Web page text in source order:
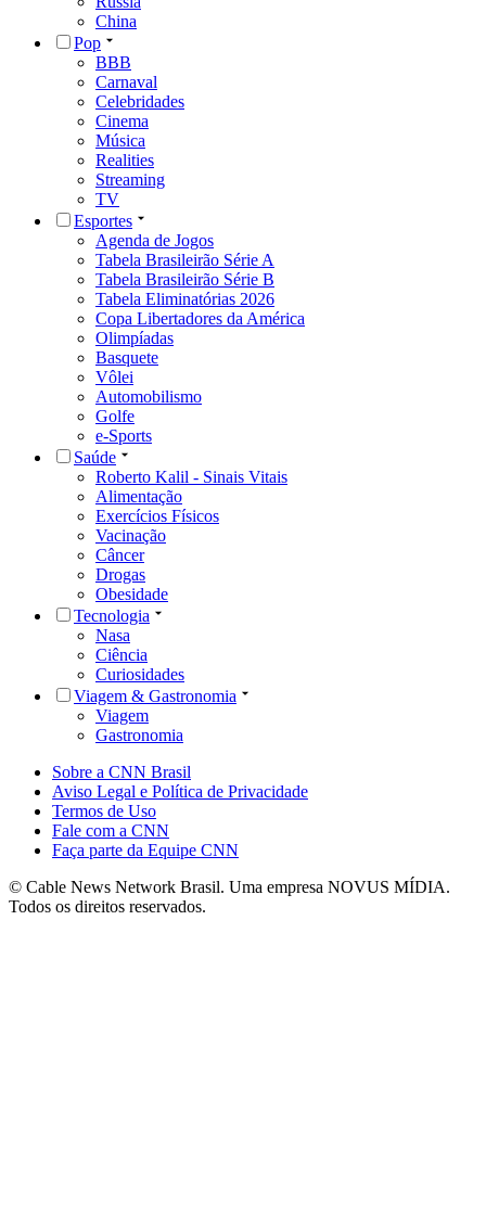
China
Pop
BBB
Carnaval
Celebridades
Cinema
Música
Realities
Streaming
TV
Esportes
Agenda de Jogos
Tabela Brasileirão Série A
Tabela Brasileirão Série B
Tabela Eliminatórias 2026
Copa Libertadores da América
Olimpíadas
Basquete
Vôlei
Automobilismo
Golfe
e-Sports
Saúde
Roberto Kalil - Sinais Vitais
Alimentação
Exercícios Físicos
Vacinação
Câncer
Drogas
Obesidade
Tecnologia
Nasa
Ciência
Curiosidades
Viagem & Gastronomia
Viagem
Gastronomia
Sobre a CNN Brasil
Aviso Legal e Política de Privacidade
Termos de Uso
Fale com a CNN
Faça parte da Equipe CNN
© Cable News Network Brasil. Uma empresa NOVUS MÍDIA.
Todos os direitos reservados.